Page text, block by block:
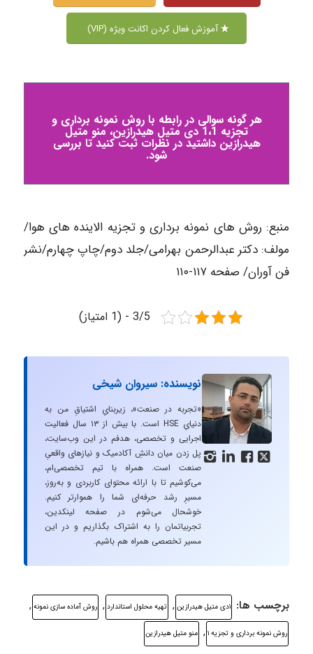
آموزش فعال کردن اکانت ویژه (VIP)
هر گونه سوالی در رابطه با روش نمونه برداری و
تجزیه 1،1 دی متیل هیدرازین، منو متیل
هیدرازین داشتید در نظرات ثبت کنید تا بررسی
شود.
منبع: روش های نمونه برداری و تجزیه الاینده های هوا/
مولف: دکتر عبدالرحمن بهرامی/جلد دوم/چاپ چهارم/نشر
فن آوران/ صفحه ۱۱۷-۱۱۰
3/5 - (1 امتیاز)
   
نویسنده: سیروان شیخی
«تجربه در صنعت»، زیربنایِ اشتیاقِ من به
دنیایِ HSE است. با بیش از ۱۳ سال فعالیت
اجرایی و تخصصی، هدفم در این وب‌سایت،
پل زدن میان دانشِ آکادمیک و نیازهای واقعیِ
صنعت است. همراه با تیم تخصصی‌ام،
می‌کوشیم تا با ارائه محتوای کاربردی و به‌روز،
مسیرِ رشد حرفه‌ای شما را هموارتر کنیم.
خوشحال می‌شوم در صفحه لینکدین،
تجربیاتمان را به اشتراک بگذاریم و در این
مسیر تخصصی همراه هم باشیم.
برچسب ها: ۱دی متیل هیدرازین , تهیه محلول استاندارد , روش آماده سازی نمونه ,
روش نمونه برداری و تجزیه ۱ , منو متیل هیدرازین